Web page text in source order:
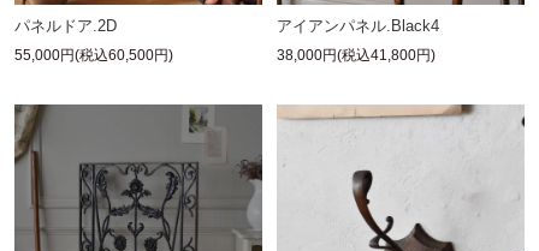
パネルドア.2D
55,000円(税込60,500円)
アイアンパネル.Black4
38,000円(税込41,800円)